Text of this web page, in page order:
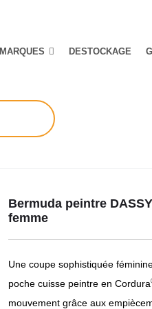
MARQUES DESTOCKAGE
Bermuda peintre
femme
Une coupe sophistiquée
poche cuisse peintre en Cordura
mouvement grâce aux